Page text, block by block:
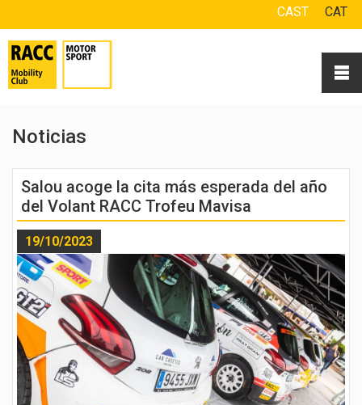
CAST CAT
Noticias
Salou acoge la cita más esperada del año
del Volant RACC Trofeu Mavisa
19/10/2023